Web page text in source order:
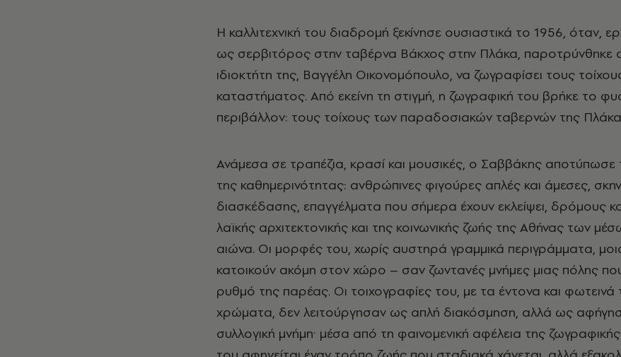
Η καλλιτεχνική του διαδρομή ξεκίνησε ουσιαστικά το 1956, όταν, εργαζόμενος
ως σερβιτόρος στην ταβέρνα Βάκχος στην Πλάκα, παροτρύνθηκε
ιδιοκτήτη της, Βαγγέλη Οικονομόπουλο, να ζωγραφίσει τους
καταστήματος. Από εκείνη τη στιγμή, η ζωγραφική του βρήκε το
περιβάλλον: τους τοίχους των παραδοσιακών ταβερνών της
Ανάμεσα σε τραπέζια, κρασί και μουσικές, ο Σαββάκης
της καθημερινότητας: ανθρώπινες φιγούρες απλές και άμεσες,
διασκέδασης, επαγγέλματα που σήμερα έχουν εκλείψει, δρόμους
λαϊκής αρχιτεκτονικής και της κοινωνικής ζωής της Αθήνας των
αιώνα. Οι μορφές του, χωρίς αυστηρά γραμμικά περιγράμματα,
κατοικούν ακόμη στον χώρο – σαν ζωντανές μνήμες μιας πόλης
ρυθμό της παρέας. Οι τοιχογραφίες του, με τα έντονα και φωτεινά
χρώματα, δεν λειτούργησαν ως απλή διακόσμηση, αλλά ως
συλλογική μνήμη· μέσα από τη φαινομενική αφέλεια της